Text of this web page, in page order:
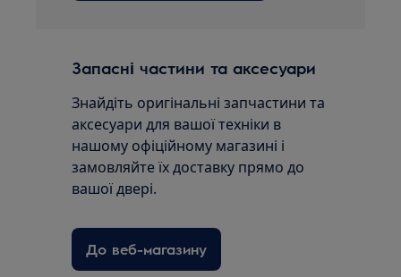
Запасні частини та аксесуари
Знайдіть оригінальні запчастини та
аксесуари для вашої техніки в
нашому офіційному магазині і
замовляйте їх доставку прямо до
вашої двері.
До веб-магазину